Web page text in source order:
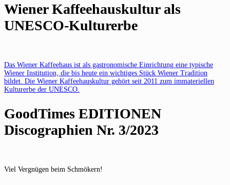
Wiener Kaffeehauskultur als
UNESCO-Kulturerbe
Das Wiener Kaffeehaus ist als gastronomische Einrichtung eine typische
Wiener Institution, die bis heute ein wichtiges Stück Wiener Tradition
bildet. Die Wiener Kaffeehauskultur gehört seit 2011 zum immateriellen
Kulturerbe der UNESCO.
GoodTimes EDITIONEN
Discographien Nr. 3/2023
Viel Vergnügen beim Schmökern!